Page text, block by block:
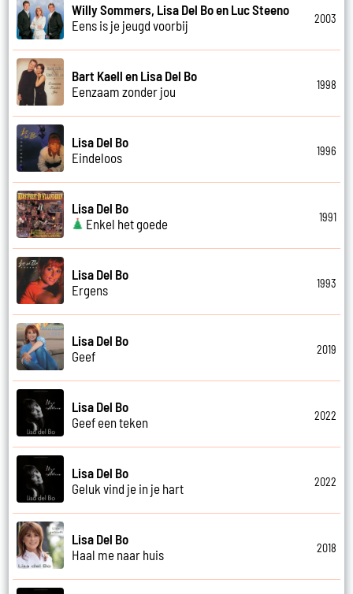
Willy Sommers, Lisa Del Bo en Luc Steeno
Eens is je jeugd voorbij
2003
Bart Kaell en Lisa Del Bo
Eenzaam zonder jou
1998
Lisa Del Bo
Eindeloos
1996
Lisa Del Bo
Enkel het goede
1991
Lisa Del Bo
Ergens
1993
Lisa Del Bo
Geef
2019
Lisa Del Bo
Geef een teken
2022
Lisa Del Bo
Geluk vind je in je hart
2022
Lisa Del Bo
Haal me naar huis
2018